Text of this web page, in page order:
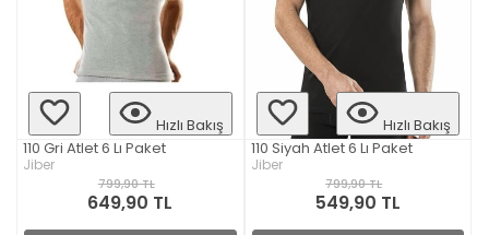
Hızlı Bakış
110 Gri Atlet 6 Lı Paket
Jiber
799,90 TL
649,90 TL
Hızlı Bakış
110 Siyah Atlet 6 Lı Paket
Jiber
799,90 TL
549,90 TL